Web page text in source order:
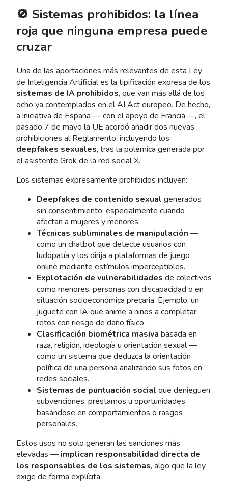
🚫 Sistemas prohibidos: la línea
roja que ninguna empresa puede
cruzar
Una de las aportaciones más relevantes de esta Ley
de Inteligencia Artificial es la tipificación expresa de los
sistemas de IA prohibidos, que van más allá de los
ocho ya contemplados en el AI Act europeo. De hecho,
a iniciativa de España — con el apoyo de Francia —, el
pasado 7 de mayo la UE acordó añadir dos nuevas
prohibiciones al Reglamento, incluyendo los
deepfakes sexuales, tras la polémica generada por
el asistente Grok de la red social X.
Los sistemas expresamente prohibidos incluyen:
Deepfakes de contenido sexual generados
sin consentimiento, especialmente cuando
afectan a mujeres y menores.
Técnicas subliminales de manipulación —
como un chatbot que detecte usuarios con
ludopatía y los dirija a plataformas de juego
online mediante estímulos imperceptibles.
Explotación de vulnerabilidades de colectivos
como menores, personas con discapacidad o en
situación socioeconómica precaria. Ejemplo: un
juguete con IA que anime a niños a completar
retos con riesgo de daño físico.
Clasificación biométrica masiva basada en
raza, religión, ideología u orientación sexual —
como un sistema que deduzca la orientación
política de una persona analizando sus fotos en
redes sociales.
Sistemas de puntuación social que denieguen
subvenciones, préstamos u oportunidades
basándose en comportamientos o rasgos
personales.
Estos usos no solo generan las sanciones más
elevadas — implican responsabilidad directa de
los responsables de los sistemas, algo que la ley
exige de forma explícita.